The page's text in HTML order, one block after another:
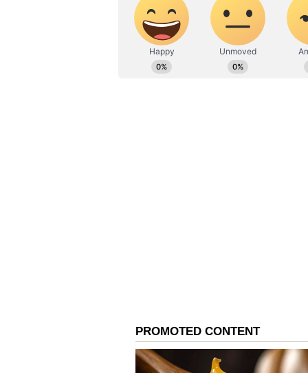
ತಿಳಿದುಬಂದಿದೆ. ವಧುವಿನ ಪೋಷಕರು
ಅದನ್ನು ರಹಸ್ಯವಾಗಿಟ್ಟು ತನ್ನೊಂದಿಗೆ